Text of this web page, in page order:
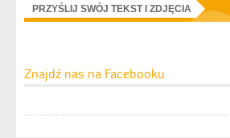
PRZYŚLIJ SWÓJ TEKST I ZDJĘCIA
Znajdź nas na Facebooku